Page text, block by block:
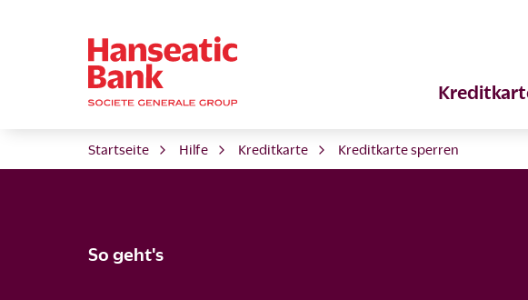
Startseite Hilfe Kreditkarte Kreditkarte sperren
So geht's